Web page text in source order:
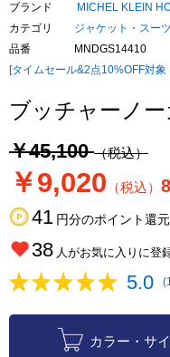
ブランド
MICHEL KLEIN
カテゴリ
ジャケット・スーツ
品番
MNDGS14410
[タイムセール&2点10%OFF対
ブッチャーノ
￥45,100（税込）
￥9,020 （税込）
41 円分のポイント還元
38 人がお気に入りに登
5.0
カラー・サ